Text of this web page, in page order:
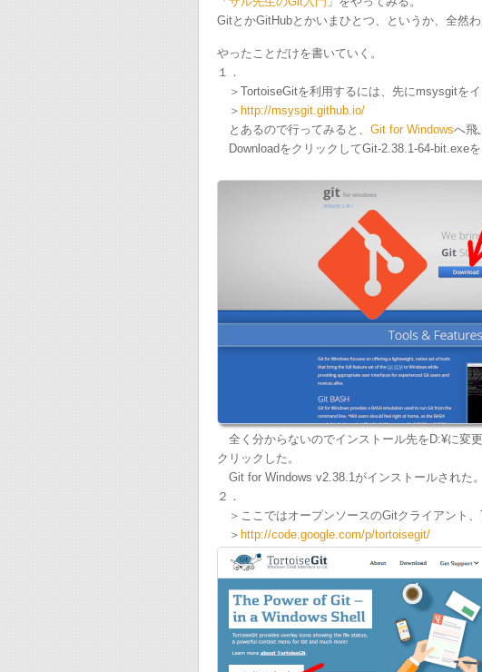
GitとかGitHubとかいまひとつ、というか、全然わ
やったことだけを書いていく。
１．
＞TortoiseGitを利用するには、先にmsysgitをイ
＞ http://msysgit.github.io/
とあるので行ってみると、 Git for Windowsへ飛
DownloadをクリックしてGit-2.38.1-64-bit.exeを
全く分からないのでインストール先をD:¥に変
クリックした。
Git for Windows v2.38.1がインストールされた。
２．
＞ここではオープンソースのGitクライアント、
＞ http://code.google.com/p/tortoisegit/